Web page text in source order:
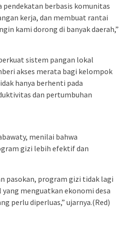
pendekatan berbasis komunitas
kerja, dan membuat rantai
kami dorong di banyak daerah,”
sistem pangan lokal
akses merata bagi kelompok
hanya berhenti pada
dan pertumbuhan
menilai bahwa
gizi lebih efektif dan
pasokan, program gizi tidak lagi
menguatkan ekonomi desa
perlu diperluas,” ujarnya.(Red)